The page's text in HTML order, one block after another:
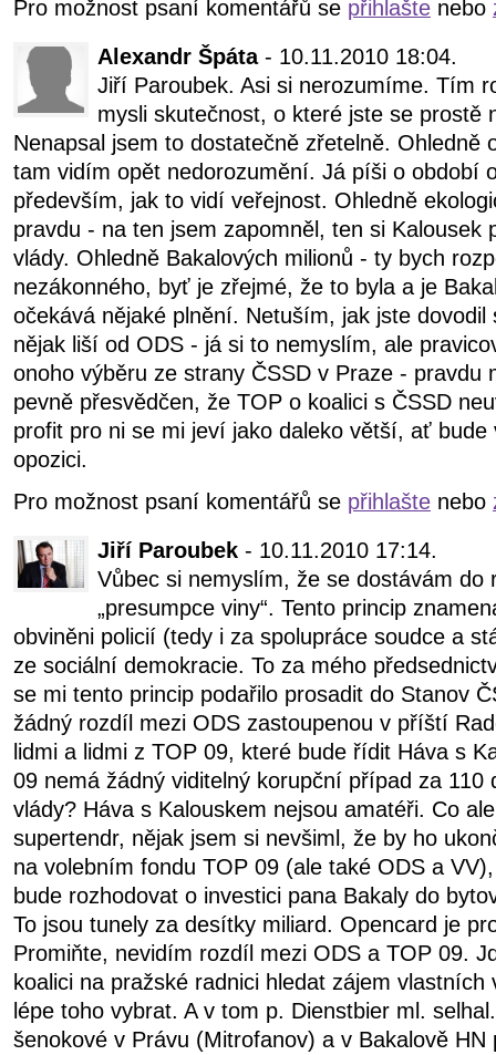
Pro možnost psaní komentářů se přihlašte nebo
Alexandr Špáta- 10.11.2010 18:04.
Jiří Paroubek. Asi si nerozumíme. Tím
mysli skutečnost, o které jste se prostě
Nenapsal jsem to dostatečně zřetelně. Ohledně
tam vidím opět nedorozumění. Já píši o období
především, jak to vidí veřejnost. Ohledně
pravdu - na ten jsem zapomněl, ten si Kalousek
vlády. Ohledně Bakalových milionů - ty bych
nezákonného, byť je zřejmé, že to byla a je
očekává nějaké plnění. Netuším, jak jste
nějak liší od ODS - já si to nemyslím, ale
onoho výběru ze strany ČSSD v Praze - pravdu
pevně přesvědčen, že TOP o koalici s ČSSD
profit pro ni se mi jeví jako daleko větší, ať bude
opozici.
Pro možnost psaní komentářů se přihlašte nebo
Jiří Paroubek - 10.11.2010 17:14.
Vůbec si nemyslím, že se dostávám do
„presumpce viny“. Tento princip
obviněni policií (tedy i za spolupráce soudce a
ze sociální demokracie. To za mého
se mi tento princip podařilo prosadit do Stanov
žádný rozdíl mezi ODS zastoupenou v příští
lidmi a lidmi z TOP 09, které bude řídit Háva s
09 nemá žádný viditelný korupční případ za 110
vlády? Háva s Kalouskem nejsou amatéři. Co
supertendr, nějak jsem si nevšiml, že by ho
na volebním fondu TOP 09 (ale také ODS a
bude rozhodovat o investici pana Bakaly do
To jsou tunely za desítky miliard. Opencard je
Promiňte, nevidím rozdíl mezi ODS a TOP 09.
koalici na pražské radnici hledat zájem vlastních
lépe toho vybrat. A v tom p. Dienstbier ml.
šenokové v Právu (Mitrofanov) a v Bakalově